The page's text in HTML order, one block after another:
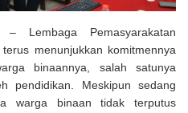
– Lembaga Pemasyarakatan
menunjukkan komitmennya
binaannya, salah satunya
pendidikan. Meskipun sedang
warga binaan tidak terputus